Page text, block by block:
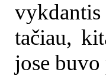
tačiau,
jose buvo